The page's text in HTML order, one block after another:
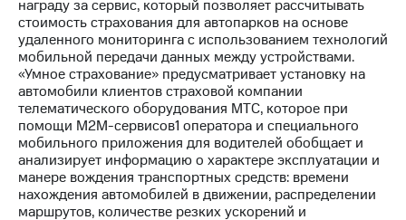
награду за сервис, который позволяет рассчитывать
стоимость страхования для автопарков на основе
удаленного мониторинга с использованием технологий
мобильной передачи данных между устройствами.
«Умное страхование» предусматривает установку на
автомобили клиентов страховой компании
телематического оборудования МТС, которое при
помощи М2М-сервисов1 оператора и специального
мобильного приложения для водителей обобщает и
анализирует информацию о характере эксплуатации и
манере вождения транспортных средств: времени
нахождения автомобилей в движении, распределении
маршрутов, количестве резких ускорений и